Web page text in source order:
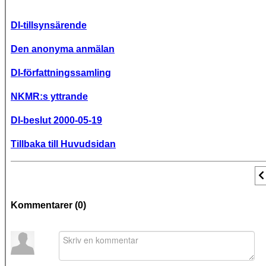
DI-tillsynsärende
Den anonyma anmälan
DI-författningssamling
NKMR:s yttrande
DI-beslut 2000-05-19
Tillbaka till Huvudsidan
Kommentarer (0)